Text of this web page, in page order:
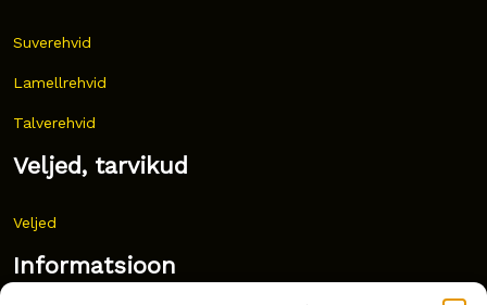
Suverehvid
Lamellrehvid
Talverehvid
Veljed, tarvikud
Veljed
Informatsioon